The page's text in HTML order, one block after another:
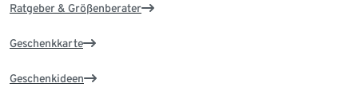
Ratgeber & Größenberater
Geschenkkarte
Geschenkideen